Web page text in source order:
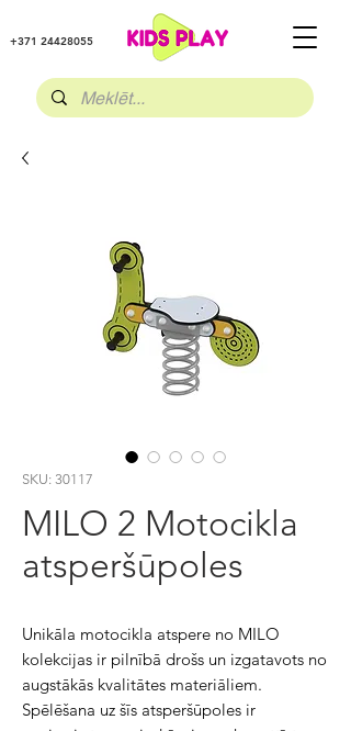
+371 24428055
SKU: 30117
MILO 2 Motocikla
atsperšūpoles
Unikāla motocikla atspere no MILO
kolekcijas ir pilnībā drošs un izgatavots no
augstākās kvalitātes materiāliem.
Spēlēšana uz šīs atsperšūpoles ir